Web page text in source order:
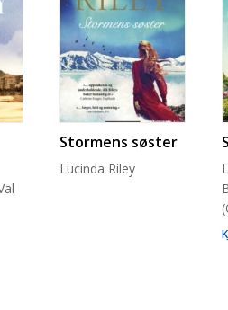
Stormens søster
Lucinda Riley